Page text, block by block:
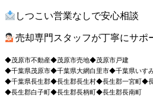
しつこい営業なしで安心相談
売却専門スタッフが丁寧にサポ
◆茂原市不動産◆茂原市売地◆茂原市戸建
◆千葉県茂原市◆千葉県大網白里市◆千葉県いす
◆千葉県長生郡◆長生郡長生村◆長生郡一宮町◆
◆長生郡白子町◆長生郡長柄町◆長生郡長南町